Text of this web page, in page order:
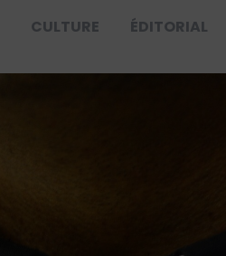
CULTURE ÉDITORIAL